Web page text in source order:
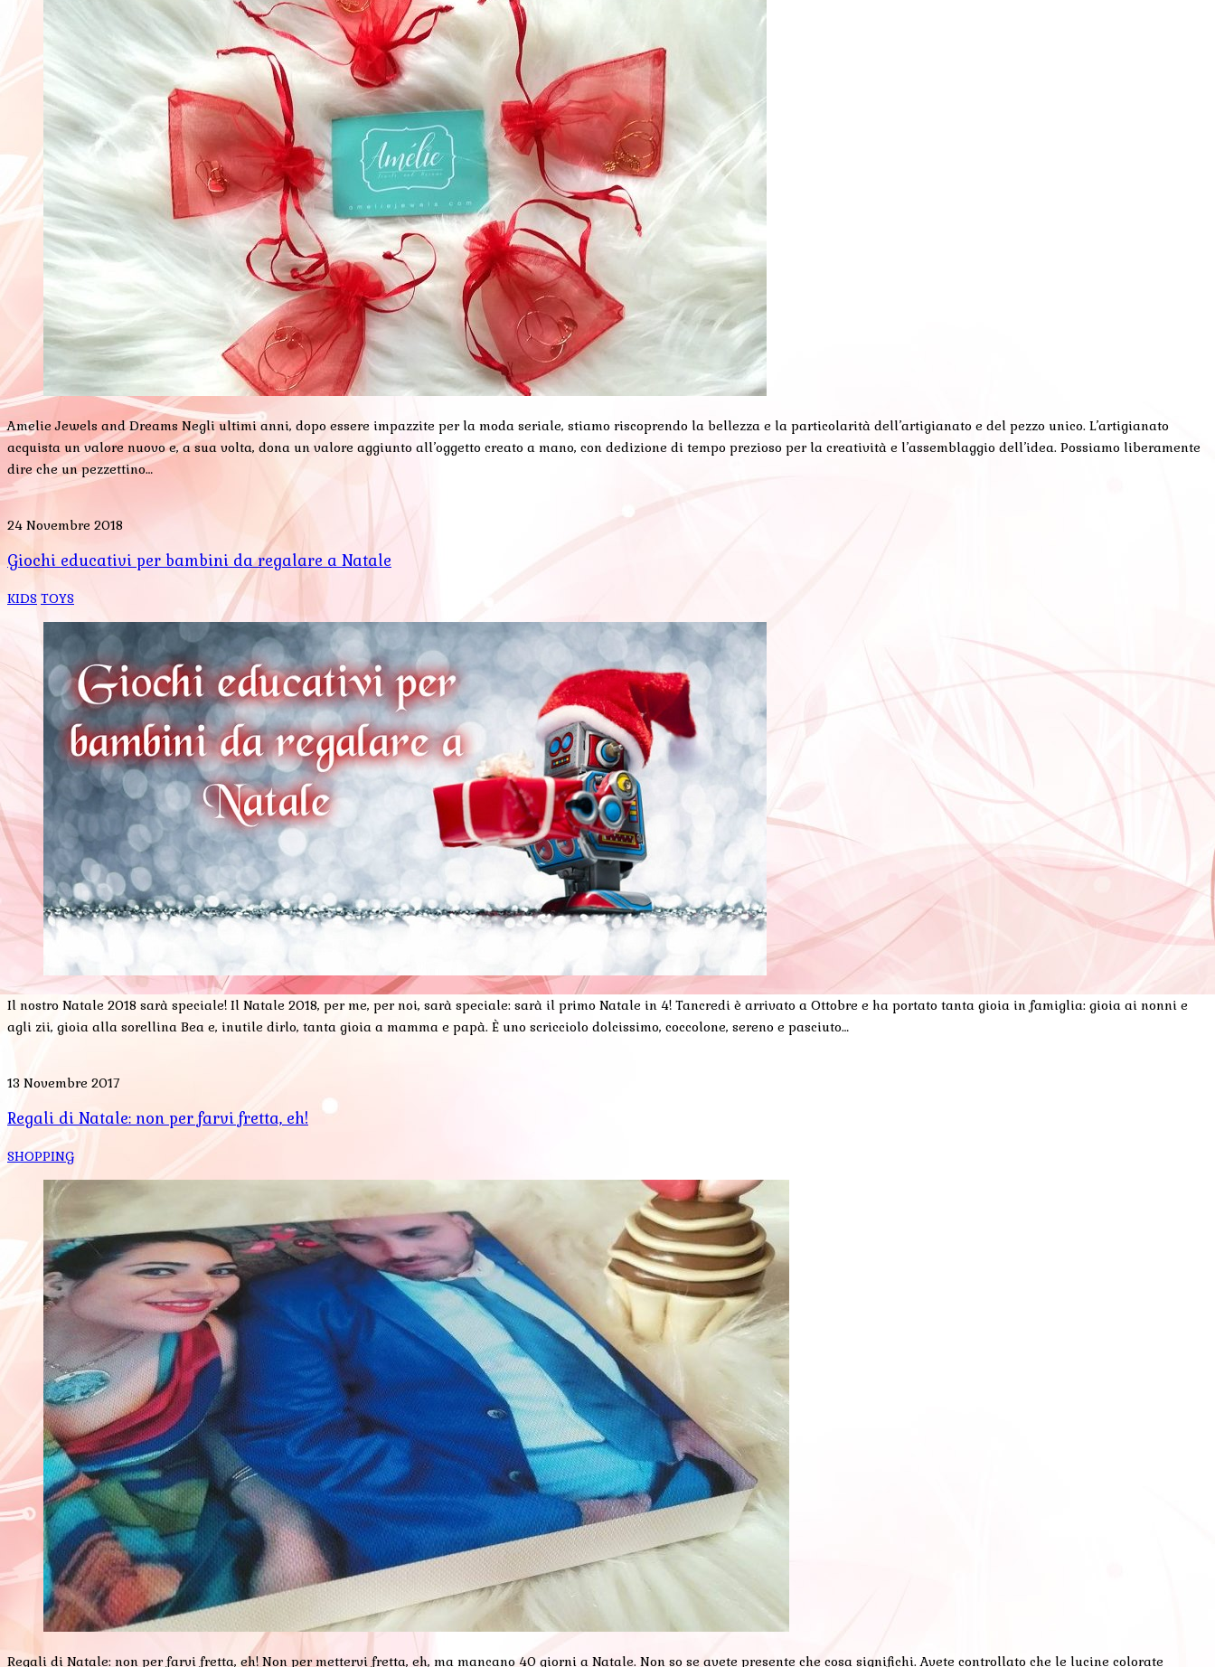
Amelie Jewels and Dreams Negli ultimi anni, dopo essere impazzite per la moda seriale, stiamo riscoprendo la bellezza e la particolarità dell’artigianato e del pezzo unico. L’artigianato
acquista un valore nuovo e, a sua volta, dona un valore aggiunto all’oggetto creato a mano, con dedizione di tempo prezioso per la creatività e l’assemblaggio dell’idea. Possiamo liberamente
dire che un pezzettino…
24 Novembre 2018
Giochi educativi per bambini da regalare a Natale
KIDS TOYS
Il nostro Natale 2018 sarà speciale! Il Natale 2018, per me, per noi, sarà speciale: sarà il primo Natale in 4! Tancredi è arrivato a Ottobre e ha portato tanta gioia in famiglia: gioia ai nonni e
agli zii, gioia alla sorellina Bea e, inutile dirlo, tanta gioia a mamma e papà. È uno scricciolo dolcissimo, coccolone, sereno e pasciuto…
13 Novembre 2017
Regali di Natale: non per farvi fretta, eh!
SHOPPING
Regali di Natale: non per farvi fretta, eh! Non per mettervi fretta, eh, ma mancano 40 giorni a Natale. Non so se avete presente che cosa significhi. Avete controllato che le lucine colorate